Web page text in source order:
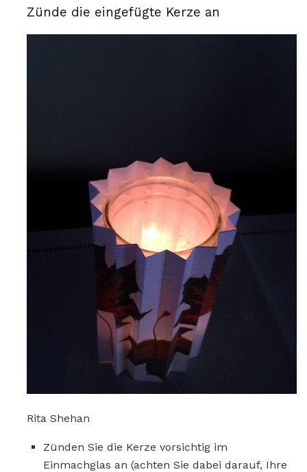
Zünde die eingefügte Kerze an
Rita Shehan
Zünden Sie die Kerze vorsichtig im
Einmachglas an (achten Sie dabei darauf, Ihre